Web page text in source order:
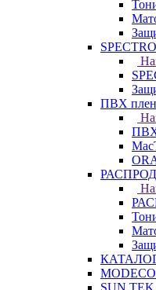
ПВХ
ПВХ
SUN TEK